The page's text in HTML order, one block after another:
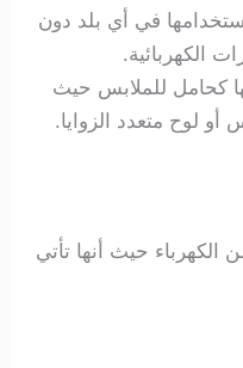
في أي بلد دون
الكهربائية.
كحامل للملابس حيث
أو لوح متعدد الزوايا.
الكهرباء حيث أنها تأتي